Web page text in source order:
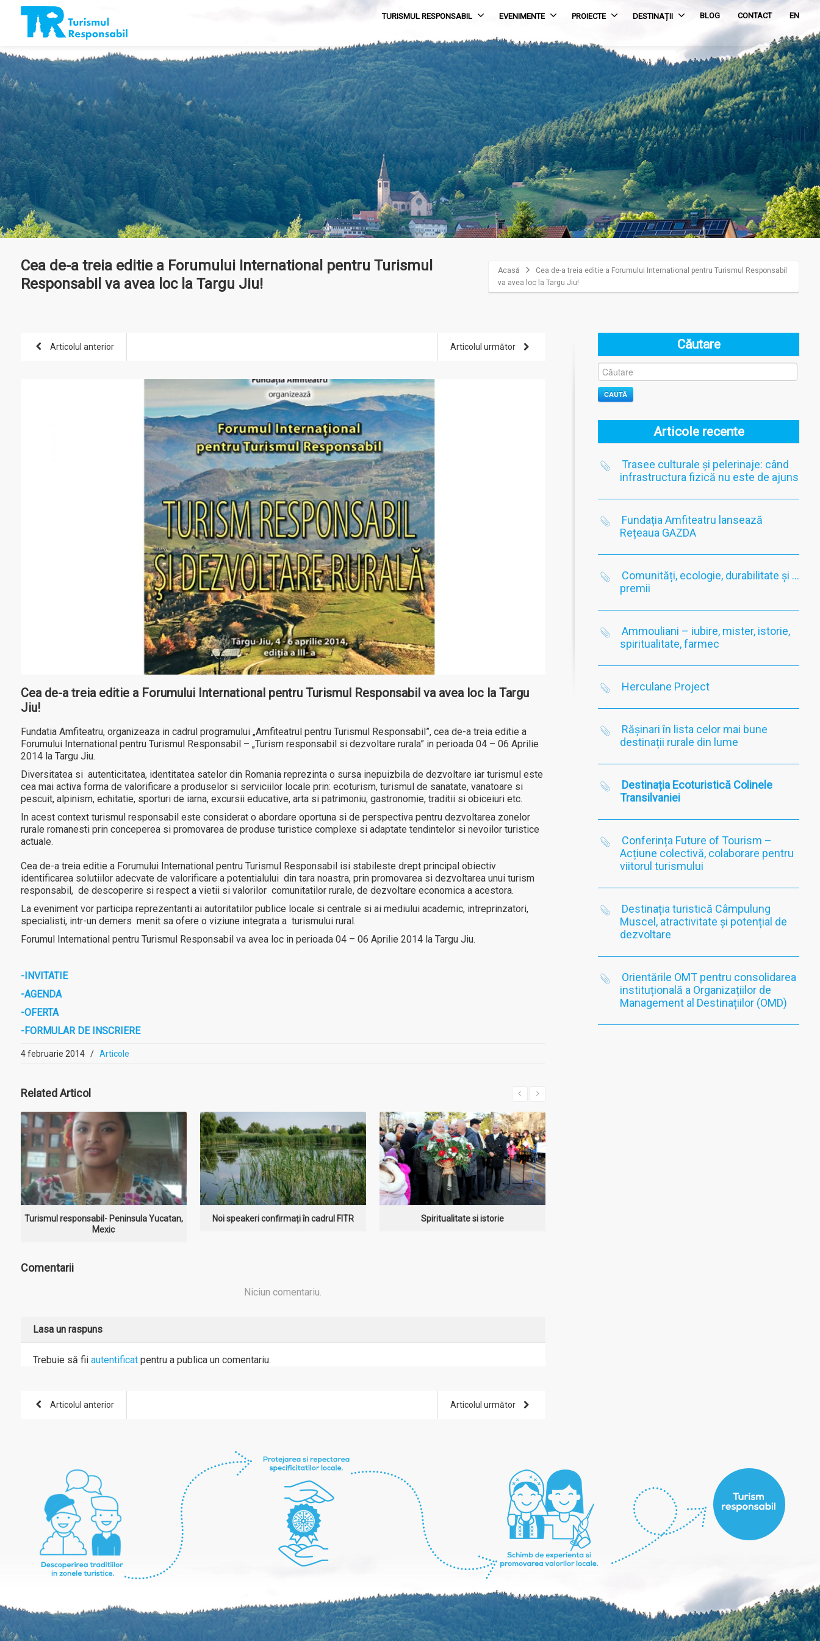
TURISMUL RESPONSABIL EVENIMENTE PROIECTE DESTINAȚII BLOG CONTACT EN
Cea de-a treia editie a Forumului International pentru Turismul
Responsabil va avea loc la Targu Jiu!
Acasă
Cea de-a treia editie a Forumului International pentru Turismul Responsabil
va avea loc la Targu Jiu!
Articolul următor
Articolul anterior
Cea de-a treia editie a Forumului International pentru Turismul Responsabil va avea loc la Targu
Jiu!
Fundatia Amfiteatru, organizeaza in cadrul programului „Amfiteatrul pentru Turismul Responsabil”, cea de-a treia editie a
Forumului International pentru Turismul Responsabil – „Turism responsabil si dezvoltare rurala” in perioada 04 – 06 Aprilie
2014 la Targu Jiu.
Diversitatea si autenticitatea, identitatea satelor din Romania reprezinta o sursa inepuizbila de dezvoltare iar turismul este
cea mai activa forma de valorificare a produselor si serviciilor locale prin: ecoturism, turismul de sanatate, vanatoare si
pescuit, alpinism, echitatie, sporturi de iarna, excursii educative, arta si patrimoniu, gastronomie, traditii si obiceiuri etc.
In acest context turismul responsabil este considerat o abordare oportuna si de perspectiva pentru dezvoltarea zonelor
rurale romanesti prin conceperea si promovarea de produse turistice complexe si adaptate tendintelor si nevoilor turistice
actuale.
Cea de-a treia editie a Forumului International pentru Turismul Responsabil isi stabileste drept principal obiectiv
identificarea solutiilor adecvate de valorificare a potentialului din tara noastra, prin promovarea si dezvoltarea unui turism
responsabil, de descoperire si respect a vietii si valorilor comunitatilor rurale, de dezvoltare economica a acestora.
La eveniment vor participa reprezentanti ai autoritatilor publice locale si centrale si ai mediului academic, intreprinzatori,
specialisti, intr-un demers menit sa ofere o viziune integrata a turismului rural.
Forumul International pentru Turismul Responsabil va avea loc in perioada 04 – 06 Aprilie 2014 la Targu Jiu.
-INVITATIE
-AGENDA
-OFERTA
-FORMULAR DE INSCRIERE
4 februarie 2014 / Articole
RelatedArticolMAI MULT
Turismul responsabil- Peninsula Yucatan,
Mexic
Noi speakeri confirmați în cadrul FITR Spiritualitate si istorie
Comentarii
Niciun comentariu.
Lasa un raspuns
Trebuie să fii autentificatpentru a publica un comentariu.
Articolul următor
Articolul anterior
Căutare
CAUTĂ
Articole recente
Trasee culturale și pelerinaje: când
infrastructura fizică nu este de ajuns
Fundația Amfiteatru lansează
Rețeaua GAZDA
Comunități, ecologie, durabilitate și …
premii
Ammouliani – iubire, mister, istorie,
spiritualitate, farmec
Herculane Project
Rășinari în lista celor mai bune
destinații rurale din lume
Destinația Ecoturistică Colinele
Transilvaniei
Conferința Future of Tourism –
Acțiune colectivă, colaborare pentru
viitorul turismului
Destinația turistică Câmpulung
Muscel, atractivitate și potențial de
dezvoltare
Orientările OMT pentru consolidarea
instituțională a Organizațiilor de
Management al Destinațiilor (OMD)